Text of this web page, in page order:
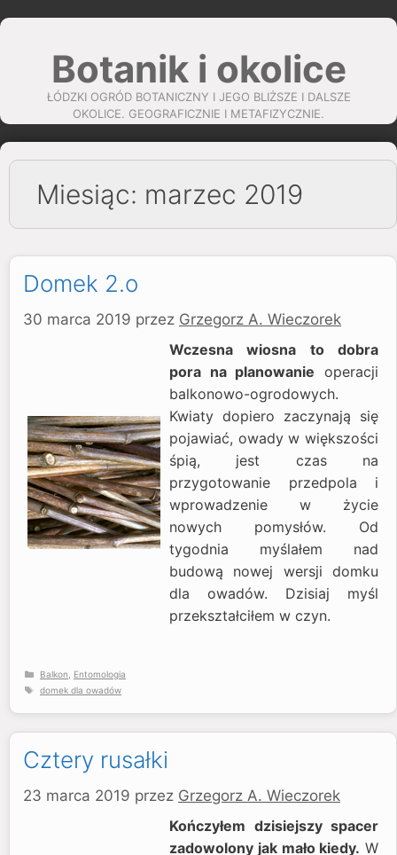
Przejdź
Botanik i okolice
ŁÓDZKI OGRÓD BOTANICZNY I JEGO BLIŻSZE I DALSZE
OKOLICE. GEOGRAFICZNIE I METAFIZYCZNIE.
Miesiąc: marzec 2019
Domek 2.o
30 marca 2019 przez Grzegorz A. Wieczorek
Wczesna wiosna to dobra
pora na planowanie operacji
balkonowo-ogrodowych.
Kwiaty dopiero zaczynają się
pojawiać, owady w większości
śpią, jest czas na
przygotowanie przedpola i
wprowadzenie w życie
nowych pomysłów. Od
tygodnia myślałem nad
budową nowej wersji domku
dla owadów. Dzisiaj myśl
przekształciłem w czyn.
Kategorie
Balkon
Entomologia
Tagi
domek dla owadów
Cztery rusałki
23 marca 2019 przez Grzegorz A. Wieczorek
Kończyłem dzisiejszy spacer
zadowolony jak mało kiedy. W